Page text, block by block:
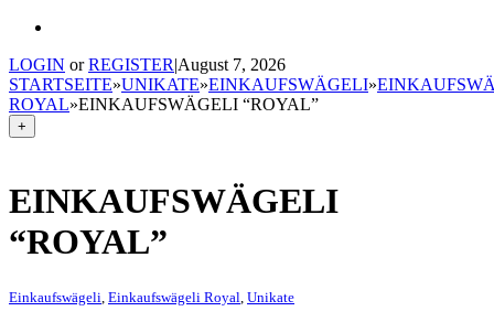
LOGIN orREGISTER|August 7, 2026
STARTSEITE»UNIKATE»EINKAUFSWÄGELI»
ROYAL»EINKAUFSWÄGELI “ROYAL”
+
EINKAUFSWÄGELI
“ROYAL”
Einkaufswägeli Einkaufswägeli Royal Unikate